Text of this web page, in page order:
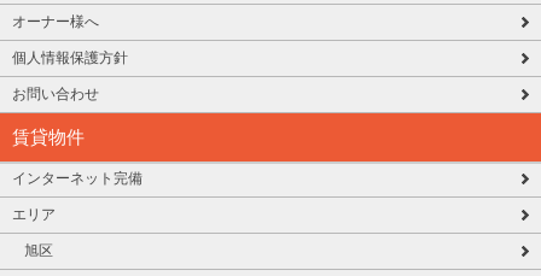
オーナー様へ
個人情報保護方針
お問い合わせ
賃貸物件
インターネット完備
エリア
旭区